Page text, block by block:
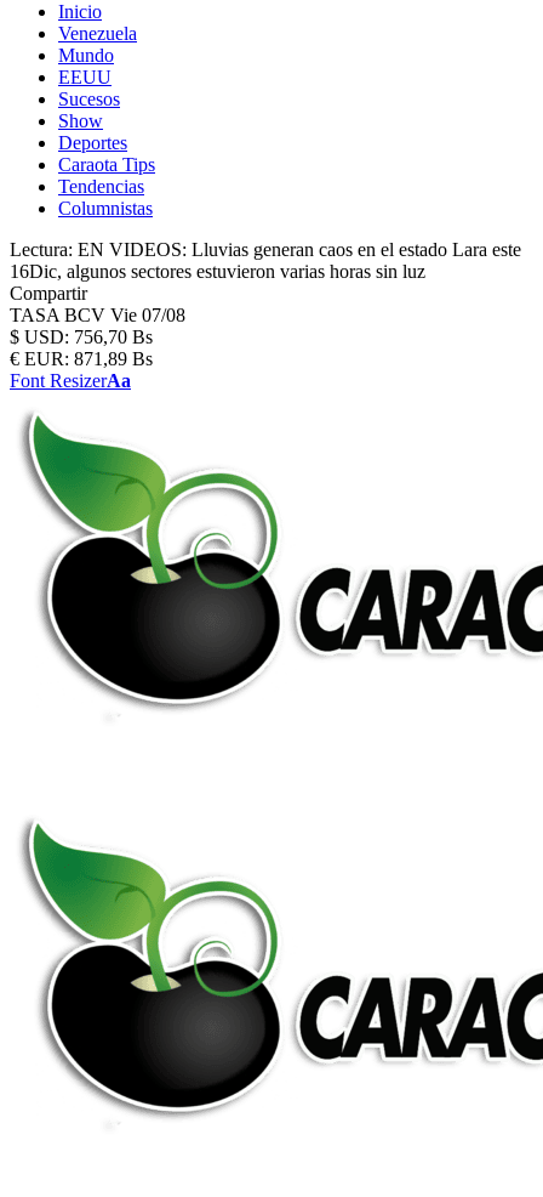
Inicio
Venezuela
Mundo
EEUU
Sucesos
Show
Deportes
Caraota Tips
Tendencias
Columnistas
Lectura: EN VIDEOS: Lluvias generan caos en el estado Lara este
16Dic, algunos sectores estuvieron varias horas sin luz
Compartir
TASA BCV Vie 07/08
$ USD: 756,70 Bs
€ EUR: 871,89 Bs
Font ResizerAa